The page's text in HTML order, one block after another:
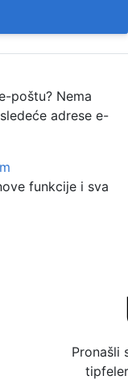
poštu? Nema
adrese e-
funkcije i sva
Pronašli